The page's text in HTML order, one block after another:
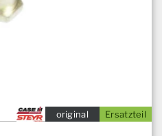
Ersatzteil
original